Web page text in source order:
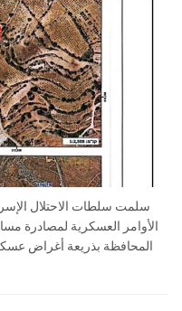
سلمت سلطات الاحتلال
الأوامر العسكرية لمصادرة
المحافظة بذريعة أغراض